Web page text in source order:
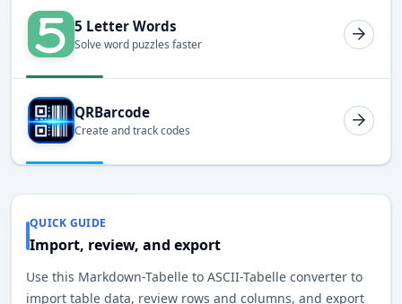
5 Letter Words
Solve word puzzles faster
QRBarcode
Create and track codes
QUICK GUIDE
Import, review, and export
Use this Markdown-Tabelle to ASCII-Tabelle converter to
import table data, review rows and columns, and export